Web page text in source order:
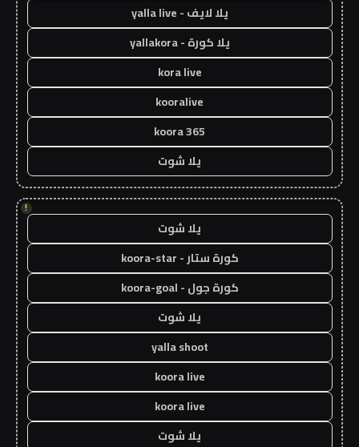
يلا لايف - yalla live
يلا كورة - yallakora
kora live
kooralive
koora 365
يلا شوت
!
يلا شوت
كورة ستار - koora-star
كورة جول - koora-goal
يلا شوت
yalla shoot
koora live
koora live
يلا شوت